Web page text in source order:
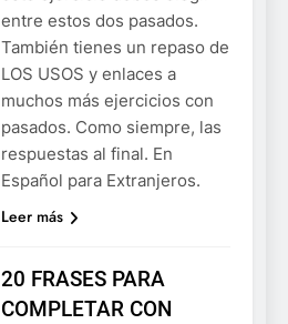
entre estos dos pasados.
También tienes un repaso de
LOS USOS y enlaces a
muchos más ejercicios con
pasados. Como siempre, las
respuestas al final. En
Español para Extranjeros.
Leer más
20 FRASES PARA
COMPLETAR CON